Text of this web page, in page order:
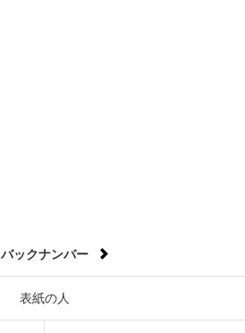
バックナンバー
表紙の人